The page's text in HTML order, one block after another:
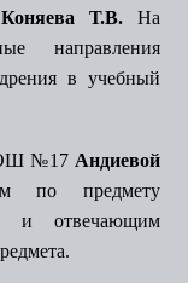
Коняева Т.В. На
направления
в учебный
№17 Андиевой
по предмету
и отвечающим